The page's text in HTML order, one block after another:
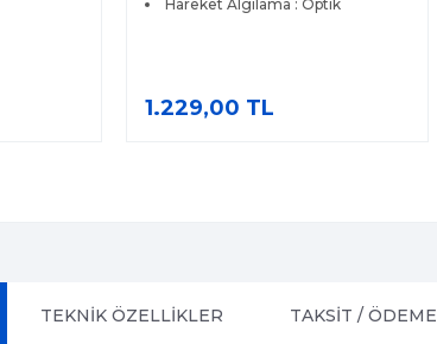
Hareket Algılama : Optik
1.229,00 TL
TEKNİK ÖZELLİKLER TAKSİT / ÖDEME